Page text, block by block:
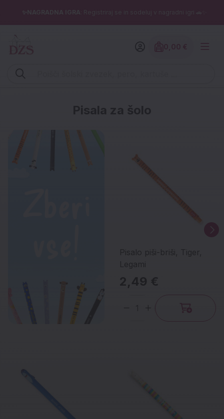
✨NAGRADNA IGRA : Registriraj se in sodeluj v nagradni igri 🚗✨
Vpišite iskalni niz (šolski zvezek, pero, kartuše ...)
Znesek
Pisala za šolo
Pisalo piši-briši, Tiger,
Legami
2,49 €